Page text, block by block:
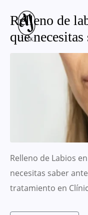
Relleno de
que necesitas
Relleno de Labios
necesitas saber
tratamiento en